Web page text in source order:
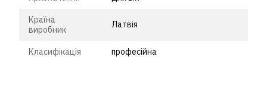
Країна
виробник
Латвія
Класифікація професійна